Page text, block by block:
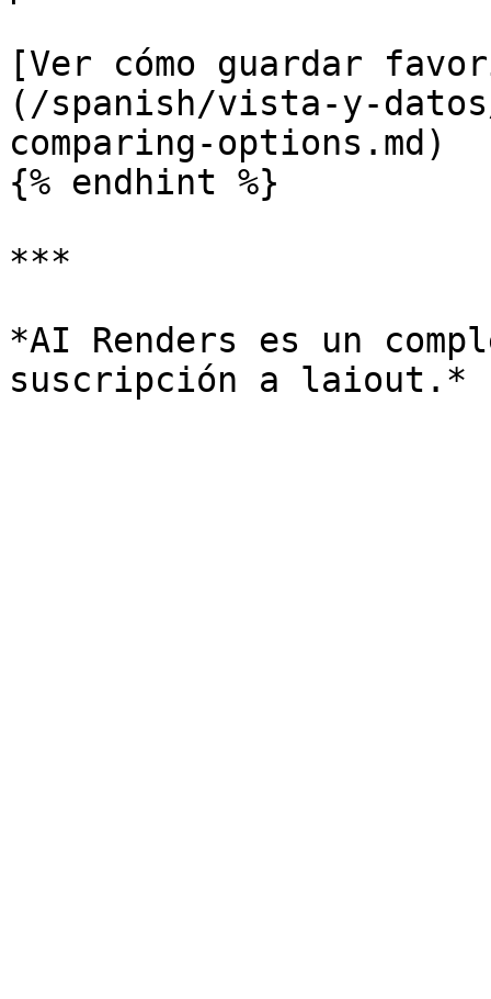
[Ver cómo guardar
(/spanish/vista-y-
comparing-options.md)
{% endhint %}
***
*AI Renders es un